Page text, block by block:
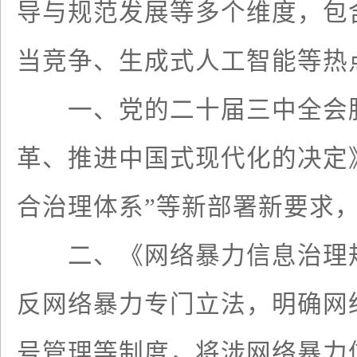
导与规范发展等多个维度，
当竞争、生成式人工智能等
一、党的二十届三中全会
革、推进中国式现代化的决
合治理体系”等新部署新要求
二、《网络暴力信息治理
反网络暴力专门立法，明确